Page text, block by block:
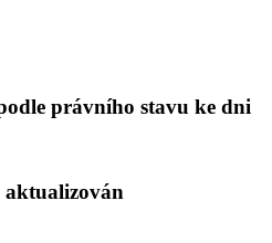
právního stavu ke dni
aktualizován